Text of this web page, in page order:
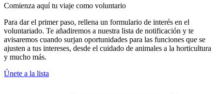
Comienza aquí tu viaje como voluntario
Para dar el primer paso, rellena un formulario de interés en el
voluntariado. Te añadiremos a nuestra lista de notificación y te
avisaremos cuando surjan oportunidades para las funciones que se
ajusten a tus intereses, desde el cuidado de animales a la horticultura
y mucho más.
Únete a la lista